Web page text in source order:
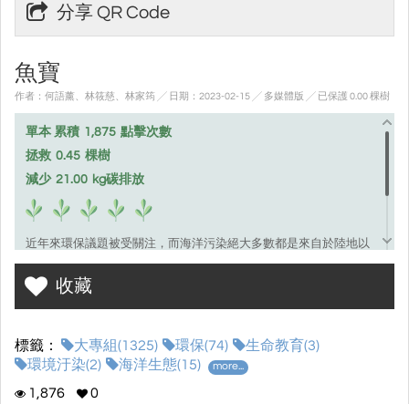
分享 QR Code
魚寶
作者：何語薰、林筱慈、林家筠 ╱ 日期：2023-02-15 ╱ 多媒體版 ╱ 已保護 0.00 棵樹
單本 累積 1,875 點擊次數
拯救 0.45 棵樹
減少 21.00 kg碳排放
近年來環保議題被受關注，而海洋污染絕大多數都是來自於陸地以
及人為。這些污染均會造成海洋生態破壞，導致許多物種瀕臨絕
種。我們透過魚寶這個角色帶大家看見海底世界遍布的垃圾，希望
能傳達環保以及共同守護海洋環境！
收藏
標籤： 大專組(1325) 環保(74)
生命教育(3)
環境汙染(2)
海洋生態(15) more...
1,876 0